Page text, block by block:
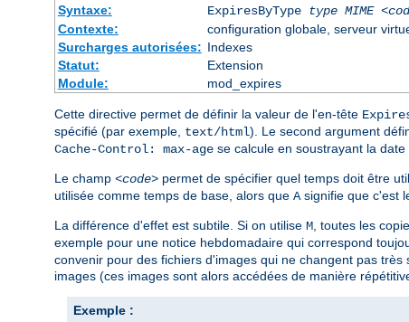
Syntaxe:
ExpiresByType type MIME
Contexte:
configuration globale, serveur
Surcharges autorisées: Indexes
Statut:
Extension
Module:
mod_expires
Cette directive permet de définir la valeur de l'en-tête
spécifié (par exemple, text/html). Le second argument
Cache-Control: max-age se calcule en soustrayant la
Le champ <code> permet de spécifier quel temps doit être
utilisée comme temps de base, alors que A signifie que c'est
La différence d'effet est subtile. Si on utilise M , toutes les
exemple pour une notice hebdomadaire qui correspond
convenir pour des fichiers d'images qui ne changent pas
images (ces images sont alors accédées de manière
Exemple :